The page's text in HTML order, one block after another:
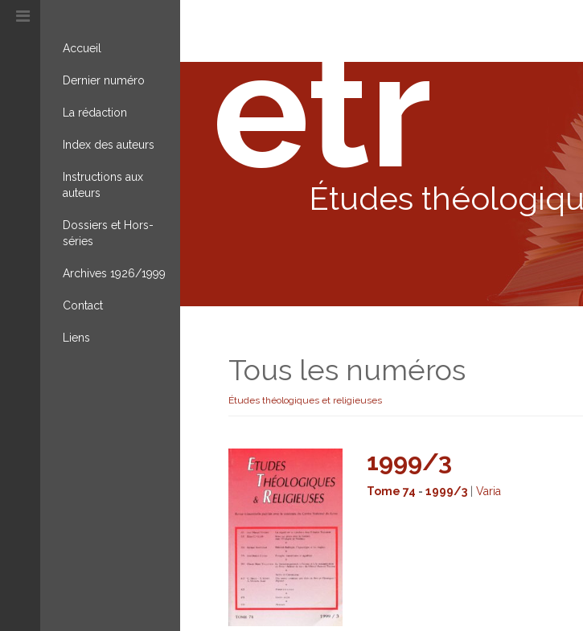
Accueil
Dernier numéro
La rédaction
Index des auteurs
Instructions aux
auteurs
Dossiers et Hors-
séries
Archives 1926/1999
Contact
Liens
etr
Études
Tous les numéros
Études théologiques et religieuses
1999/3
Tome 74 - 1999/3| Varia